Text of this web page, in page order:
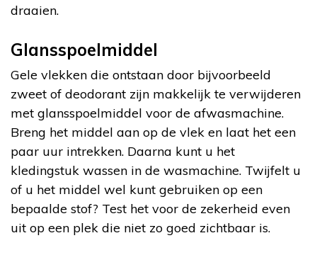
draaien.
Glansspoelmiddel
Gele vlekken die ontstaan door bijvoorbeeld
zweet of deodorant zijn makkelijk te verwijderen
met glansspoelmiddel voor de afwasmachine.
Breng het middel aan op de vlek en laat het een
paar uur intrekken. Daarna kunt u het
kledingstuk wassen in de wasmachine. Twijfelt u
of u het middel wel kunt gebruiken op een
bepaalde stof? Test het voor de zekerheid even
uit op een plek die niet zo goed zichtbaar is.